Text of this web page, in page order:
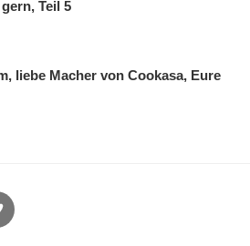
Teil 5
liebe Macher von Cookasa, Eure